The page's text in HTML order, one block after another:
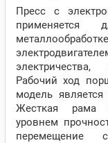
Пресс с
применяется
Рабочий ход
модель
Жесткая рама
уровнем